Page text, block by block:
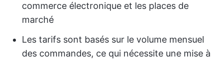
commerce électronique et les places de
marché
Les tarifs sont basés sur le volume mensuel
des commandes, ce qui nécessite une mise à